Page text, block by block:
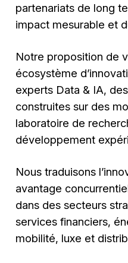
partenariats de long
impact mesurable et
Notre proposition de
écosystème
experts Data & IA,
construites sur des
laboratoire de
développement
Nous traduisons
avantage
dans des secteurs
services financiers,
mobilité, luxe et